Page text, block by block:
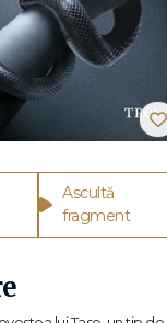
Ascultă
fragment